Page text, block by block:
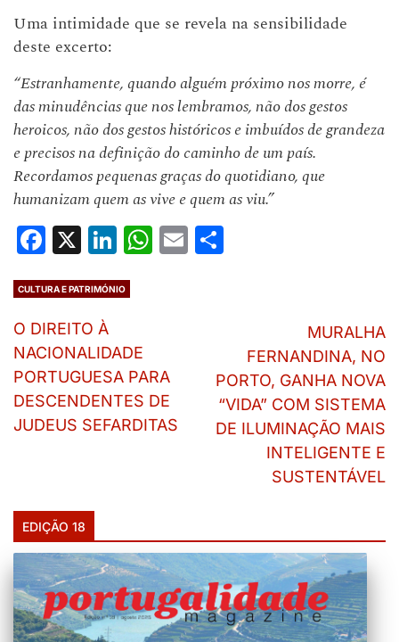
Uma intimidade que se revela na sensibilidade
deste excerto:
“Estranhamente, quando alguém próximo nos morre, é
das minudências que nos lembramos, não dos gestos
heroicos, não dos gestos históricos e imbuídos de grandeza
e precisos na definição do caminho de um país.
Recordamos pequenas graças do quotidiano, que
humanizam quem as vive e quem as viu.”
Facebook
X LinkedIn
WhatsApp
Email
CULTURA E PATRIMÓNIO
O DIREITO À
NACIONALIDADE
PORTUGUESA PARA
DESCENDENTES DE
JUDEUS SEFARDITAS
MURALHA
FERNANDINA, NO
PORTO, GANHA NOVA
“VIDA” COM SISTEMA
DE ILUMINAÇÃO MAIS
INTELIGENTE E
SUSTENTÁVEL
EDIÇÃO 18